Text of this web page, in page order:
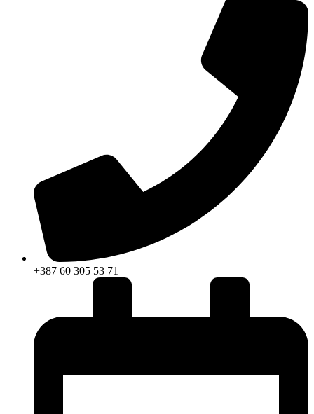
+387 60 305 53 71